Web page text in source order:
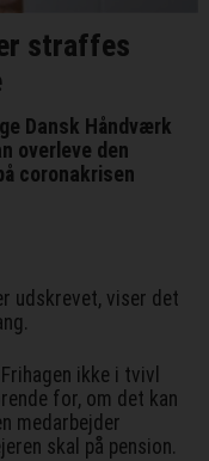
straffes
Dansk Håndværk
overleve den
coronakrisen
udskrevet, viser det
ikke i tvivl
for, om det kan
medarbejder
skal på pension.